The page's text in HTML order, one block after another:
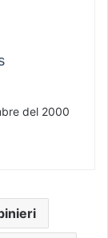
del 2000